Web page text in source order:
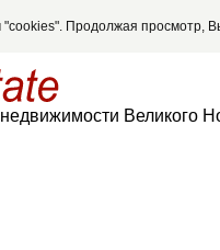
"cookies". Продолжая просмотр,
Великого